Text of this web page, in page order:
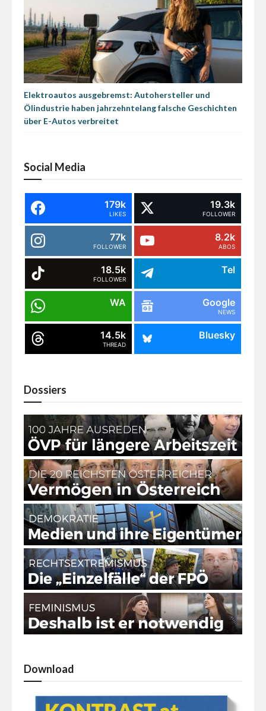
Elektroautos ausgebremst: Autohersteller und
Ölindustrie haben jahrzehntelang falsche Geschichten
über E-Autos verbreitet
Social Media
179k
LIKES
19.3k
FOLLOWER
77k
FOLLOWER
8.2k
ABOS
18.5k
FOLLOWER
Tel
WA Google
NEWS
14.5k
THREAD
Bluesky
Dossiers
Download